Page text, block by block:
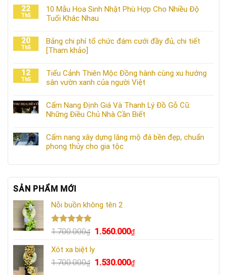
22
Th5
10 Mẫu Hoa Sinh Nhật Phù Hợp Cho Nhiều Độ
Tuổi Khác Nhau
20
Th5
Bảng chi phí tổ chức đám cưới đầy đủ, chi tiết
[Tham khảo]
12
Th5
Tiểu Cảnh Thiên Mộc Đồng hành cùng xu hướng
sân vườn xanh của người Việt
Cẩm Nang Định Giá Và Thanh Lý Đồ Gỗ Cũ:
Những Điều Chủ Nhà Cần Biết
Cẩm nang xây dựng lăng mộ đá bền đẹp, chuẩn
phong thủy cho gia tộc
SẢN PHẨM MỚI
Nỗi buồn không tên 2
Được xếp
5 sao
1.700.000₫
Giá
là:
1.700.000₫.
1.560.000₫Giá
là:
Xót xa biệt ly
1.700.000₫
Giá
1.530.000₫Giá